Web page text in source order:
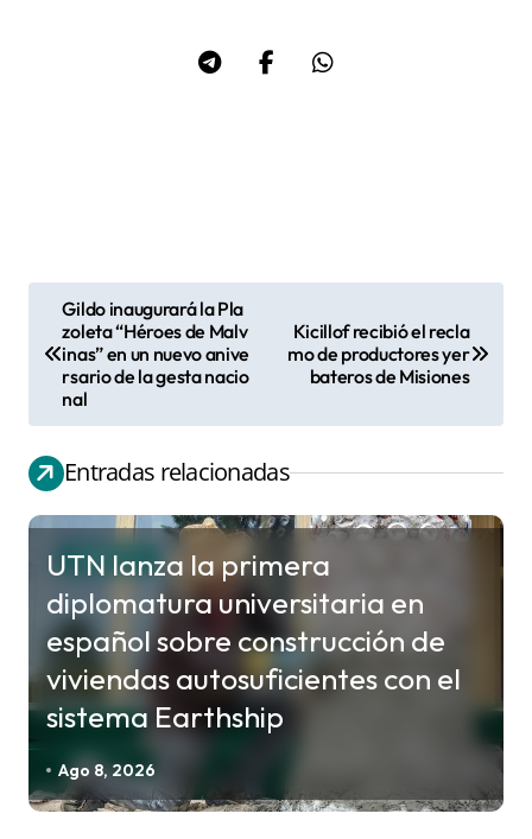
e
g
a
c
d
e
e
n
t
Gildo inaugurará la Pla
zoleta “Héroes de Malv
inas” en un nuevo anive
rsario de la gesta nacio
nal
Kicillof recibió el recla
mo de productores yer
bateros de Misiones
Entradas relacionadas
AMBIENTE
UTN lanza la primera
diplomatura universitaria en
español sobre construcción de
viviendas autosuficientes con el
sistema Earthship
Ago 8, 2026